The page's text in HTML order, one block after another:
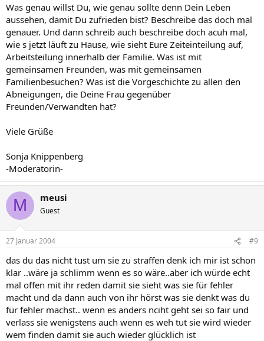
Was genau willst Du, wie genau sollte denn Dein Leben
aussehen, damit Du zufrieden bist? Beschreibe das doch mal
genauer. Und dann schreib auch beschreibe doch acuh mal,
wie s jetzt läuft zu Hause, wie sieht Eure Zeiteinteilung auf,
Arbeitsteilung innerhalb der Familie. Was ist mit
gemeinsamen Freunden, was mit gemeinsamen
Familienbesuchen? Was ist die Vorgeschichte zu allen den
Abneigungen, die Deine Frau gegenüber
Freunden/Verwandten hat?
Viele Grüße
Sonja Knippenberg
-Moderatorin-
M meusi
Guest
27 Januar 2004 #9
das du das nicht tust um sie zu straffen denk ich mir ist schon
klar ..wäre ja schlimm wenn es so wäre..aber ich würde echt
mal offen mit ihr reden damit sie sieht was sie für fehler
macht und da dann auch von ihr hörst was sie denkt was du
für fehler machst.. wenn es anders nciht geht sei so fair und
verlass sie wenigstens auch wenn es weh tut sie wird wieder
wem finden damit sie auch wieder glücklich ist